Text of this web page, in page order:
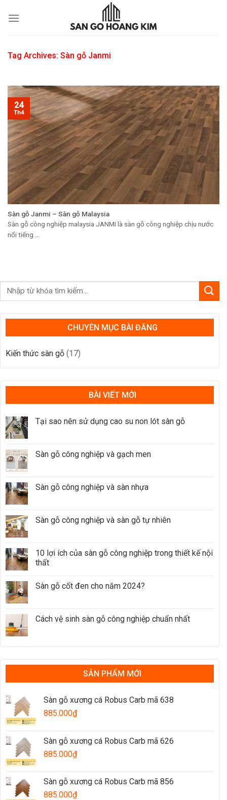
Tag Archives: Sàn gỗ Janmi
Sàn gỗ Janmi – Sàn gỗ Malaysia
Sàn gỗ công nghiệp malaysia JANMI là sàn gỗ công nghiệp chịu nước
nổi tiếng ...
24
Th4
CHUYÊN MỤC BÀI ĐĂNG
Kiến thức sàn gỗ (17)
BÀI VIẾT MỚI
Tại sao nên sử dụng cao su non lót sàn gỗ
Sàn gỗ công nghiệp và gạch men
Sàn gỗ công nghiệp và sàn nhựa
Sàn gỗ công nghiệp và sàn gỗ tự nhiên
10 lợi ích của sàn gỗ công nghiệp trong thiết kế nội
thất
Sàn gỗ cốt đen cho năm 2024?
Cách vệ sinh sàn gỗ công nghiệp chuẩn nhất
SẢN PHẨM MỚI
Sàn gỗ xương cá Robus Carb mã 638
885.000₫
Sàn gỗ xương cá Robus Carb mã 626
885.000₫
Sàn gỗ xương cá Robus Carb mã 856
885.000₫